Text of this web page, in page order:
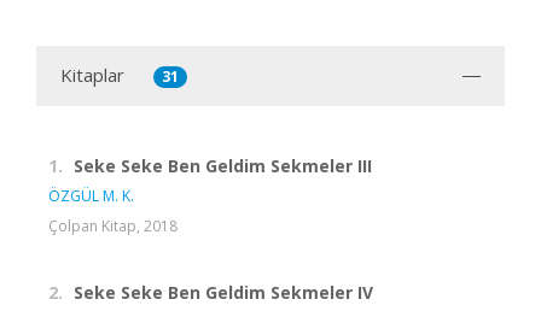
Kitaplar 31
1. Seke Seke Ben Geldim Sekmeler III
ÖZGÜL M. K.
Çolpan Kitap, 2018
2. Seke Seke Ben Geldim Sekmeler IV